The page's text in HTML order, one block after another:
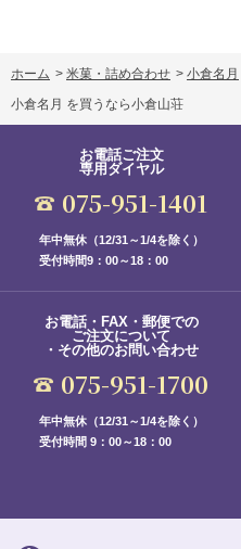
ホーム > 米菓・詰め合わせ > 小倉名月
小倉名月 を買うなら小倉山荘
お電話ご注文
専用ダイヤル
075-951-1401
年中無休（12/31～1/4を除く）
受付時間9：00～18：00
お電話・FAX・郵便での
ご注文について
・その他のお問い合わせ
075-951-1700
年中無休（12/31～1/4を除く）
受付時間 9：00～18：00